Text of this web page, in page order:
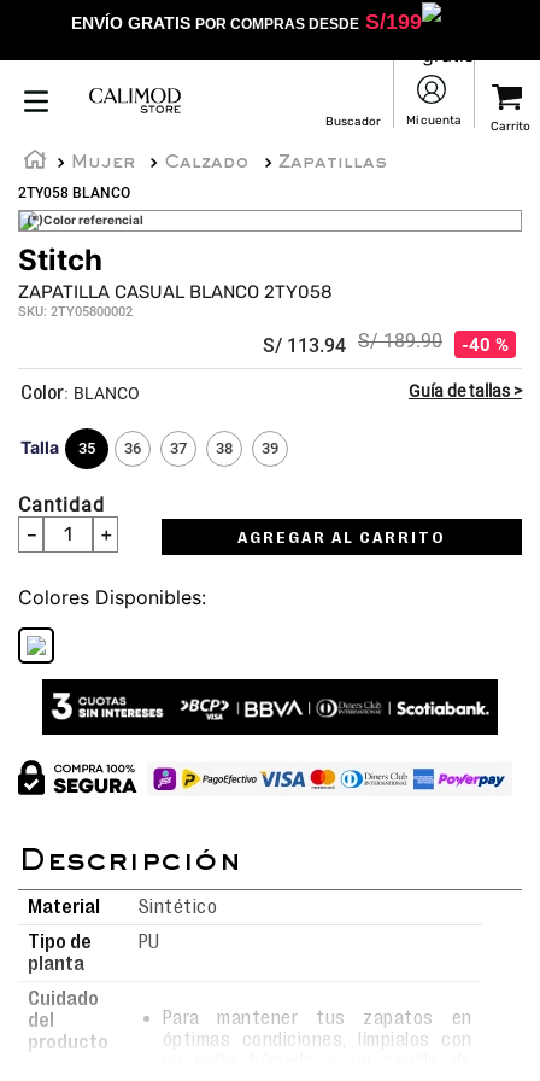
ENVÍO GRATIS POR COMPRAS DESDES/199
Mujer Calzado
Zapatillas
2TY058 BLANCO
(*)Color referencial
Stitch
ZAPATILLA CASUAL BLANCO 2TY058
SKU: 2TY05800002
S/ 113.94 S/ 189.90 40 %
Talla 35 36 37 38 39
: BLANCO
Cantidad
＋
－ AGREGAR AL CARRITO
Colores
Material
Sintético
Tipo de
planta
PU
Cuidado
del
producto
Para mantener tus zapatos en
óptimas condiciones, límpialos con